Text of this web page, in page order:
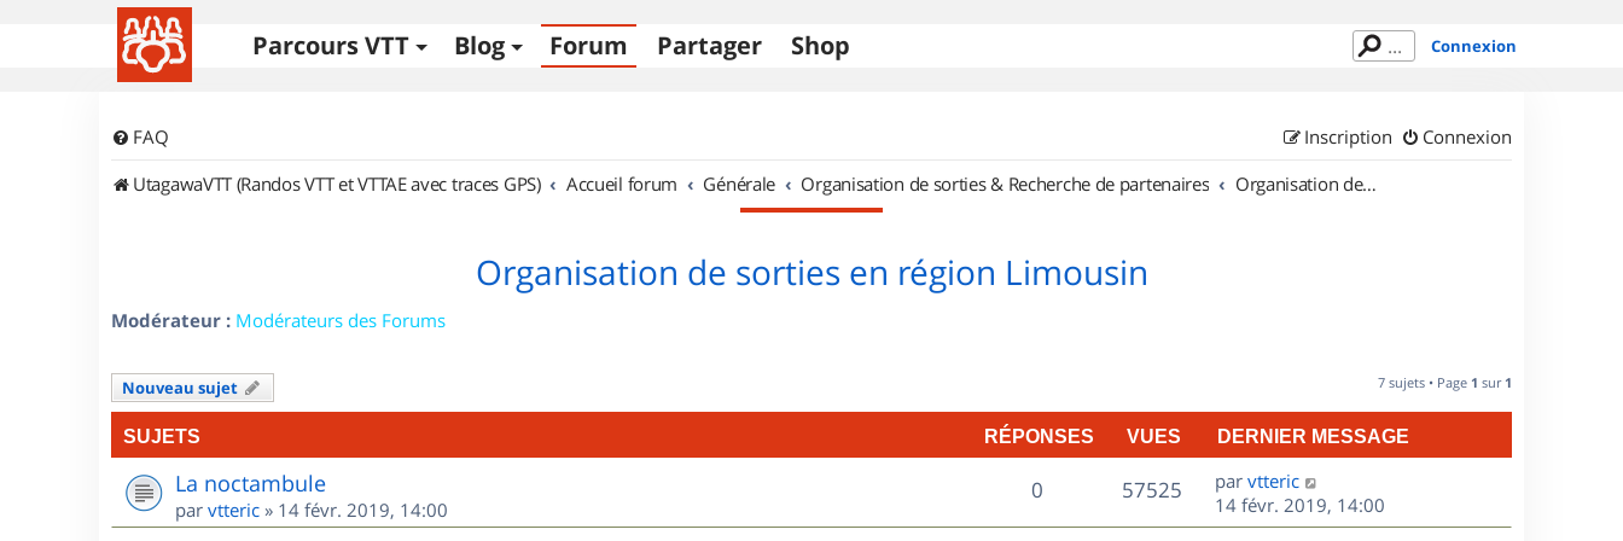
Parcours VTT Blog Forum Partager Shop Connexion
FAQ Connexion
Inscription
UtagawaVTT (Randos VTT et VTTAE avec traces GPS)
Accueil forum Générale Organisation de sorties & Recherche de partenaires Organisation de sorties en région Limousin
Organisation de sorties en région Limousin
Modérateur : Modérateurs des Forums
Nouveau sujet 7 sujets • Page 1 sur 1
SUJETS RÉPONSES VUES DERNIER MESSAGE
La noctambule
par vtteric » 14 févr. 2019, 14:00
0R
é
57525V
u
D
e
r
par vtteric
14 févr. 2019, 14:00